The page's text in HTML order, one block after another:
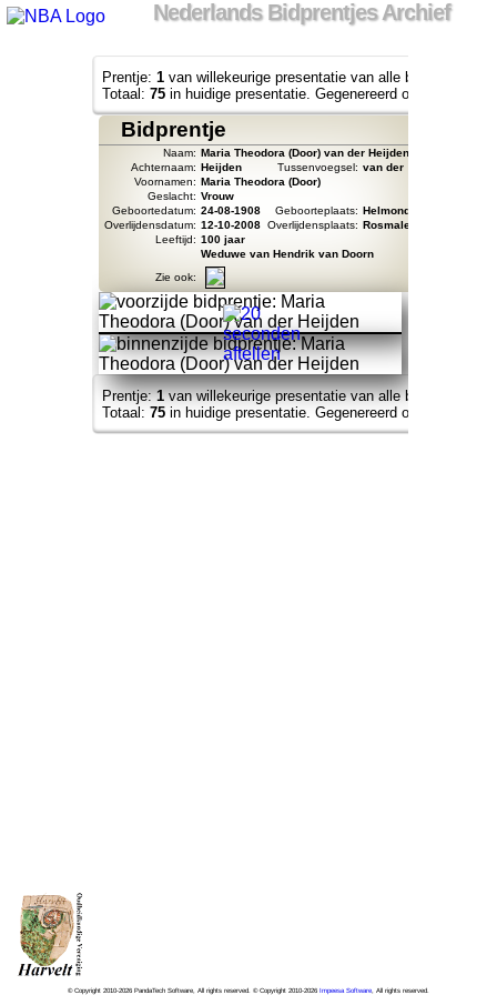
Nederlands Bidprentjes Archief
Prentje: 1 van willekeurige presentatie van alle bidprentjes
Totaal: 75 in huidige presentatie. Gegenereerd op:
Bidprentje
Naam: Maria Theodora (Door) van der Heijden
Achternaam: Heijden Tussenvoegsel: van der
Voornamen: Maria Theodora (Door)
Geslacht: Vrouw
Geboortedatum: 24-08-1908 Geboorteplaats: Helmond
Overlijdensdatum: 12-10-2008 Overlijdensplaats: Rosmalen
Leeftijd: 100 jaar
Weduwe van Hendrik van Doorn
Zie ook:
Prentje:1van willekeurige presentatie van alle bidprentjes
Totaal: 75 in huidige presentatie. Gegenereerd op:
© Copyright 2010-2026 PandaTech Software, All rights reserved. © Copyright 2010-2026 Impeesa Software, All rights reserved.